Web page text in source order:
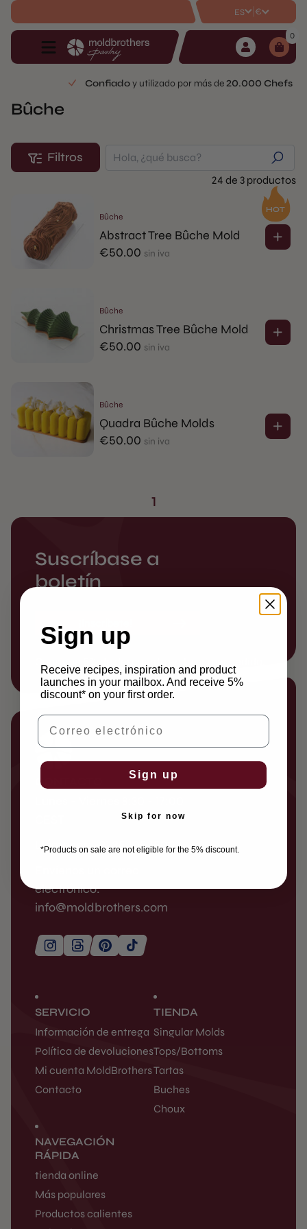
ES €
0
Confiadoy utilizado por más de20.000 Chefs
Bûche
Filtros
24 de 3 productos
Bûche
Abstract Tree Bûche Mold
€50.00 sin iva
Bûche
Christmas Tree Bûche Mold
€50.00 sin iva
Bûche
Quadra Bûche Molds
€50.00 sin iva
1
Suscríbase a
boletín
SERVICIO
Información de entrega
Política de devoluciones
Mi cuenta MoldBrothers
Contacto
TIENDA
Singular Molds
Tops/Bottoms
Tartas
Buches
Choux
NAVEGACIÓN
RÁPIDA
tienda online
Más populares
Productos calientes
CONTACTO
Llámenos: +31 85 105 1500
electrónico:
info@moldbrothers.com
Sign up
Receive recipes, inspiration and product
launches in your mailbox. And receive 5%
discount* on your first order.
Correo electrónico
Sign up
Skip for now
*Products on sale are not eligible for the 5% discount.